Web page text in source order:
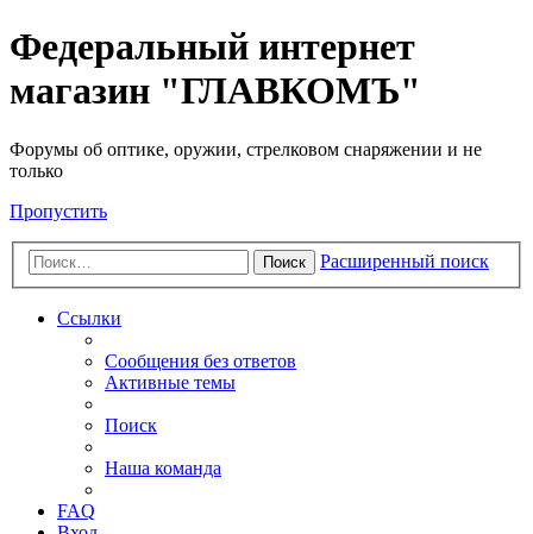
Федеральный интернет
магазин "ГЛАВКОМЪ"
Форумы об оптике, оружии, стрелковом снаряжении и не
только
Пропустить
Поиск Расширенный поиск
Ссылки
Сообщения без ответов
Активные темы
Поиск
Наша команда
FAQ